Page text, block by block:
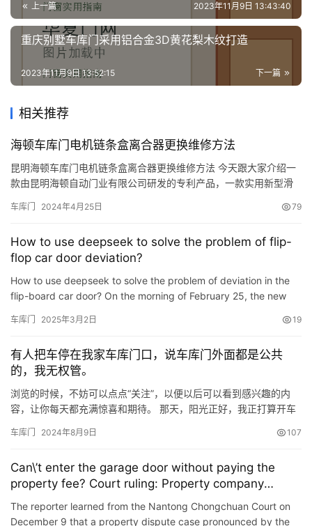
铝
门
门
套
装
装
维
修
门
业
资
讯
系
我
上一篇 2023年11月9日 13:43:40
重庆别墅车库门采用铝合金3D黄花梨木纹打造
下一篇
2023年11月9日 13:52:15
相关推荐
海顿车库门电机链条盒离合器更换维修方法
昆明海顿车库门电机链条盒离合器更换维修方法 今天跟大家介绍一
款由昆明海顿自动门业有限公司研发的专利产品，一款实用新型滑
1、上基座3和链条锁5,下体包括链条牵引定位块4、链条锁孔8和链
5插入下体链条锁孔8中，上体的上基座3与下体的链条牵引定位…
车库门 2024年4月25日 79
How to use deepseek to solve the problem of flip-
flop car door deviation?
How to use deepseek to solve the problem of deviation in the
flip-board car door? On the morning of February 25, the new
…
车库门 2025年3月2日 19
有人把车停在我家车库门口，说车库门外面都是公共
的，我无权管。
浏览的时候，不妨可以点点“关注”，以便以后可以看到感兴趣的内
容，让你每天都充满惊喜和期待。 那天，阳光正好，我正打算开车
如同不速之客，理直气壮地占据着那块本该属于我的小小空间。 车
里五味杂陈。 这事儿，怎么就成了邻里间的一场“较量”？ 记得…
车库门 2024年8月9日 107
Can\’t enter the garage door without paying the
property fee? Court ruling: Property company
infringes copyright
The reporter learned from the Nantong Chongchuan Court on
December 9 that a property dispute case pronounced by the